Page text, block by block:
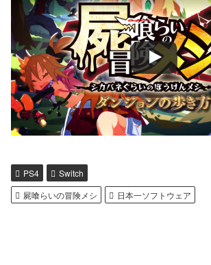
PS4
Switch
屍喰らいの冒険メシ
日本一ソフトウェア